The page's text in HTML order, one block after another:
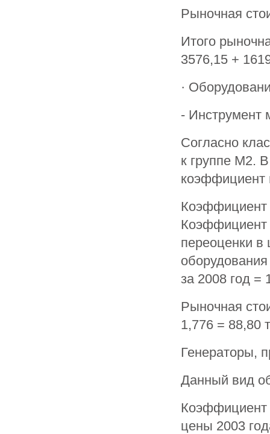
Рыночная
Итого
3576,15 +
·
- Инструмент
Согласно
к группе М2.
коэффициент
Коэффициент
Коэффициент
переоценки в
за 2008 год =
Рыночная
1,776 = 88,80
Генераторы,
Данный вид
Коэффициент
цены 2003